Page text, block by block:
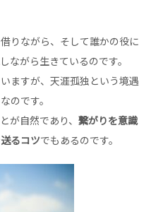
りながら、そして誰かの役に
ながら生きているのです。
ますが、天涯孤独という境遇
のです。
が自然であり、繋がりを意識
るコツでもあるのです。